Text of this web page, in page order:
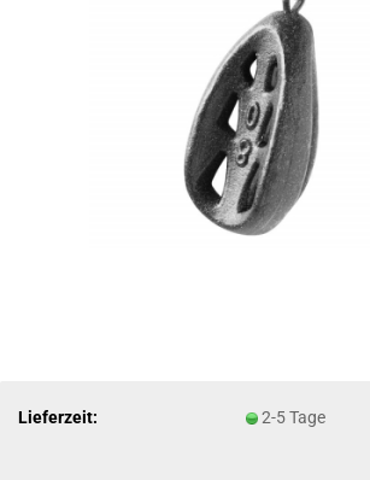
Lieferzeit: 2-5 Tage